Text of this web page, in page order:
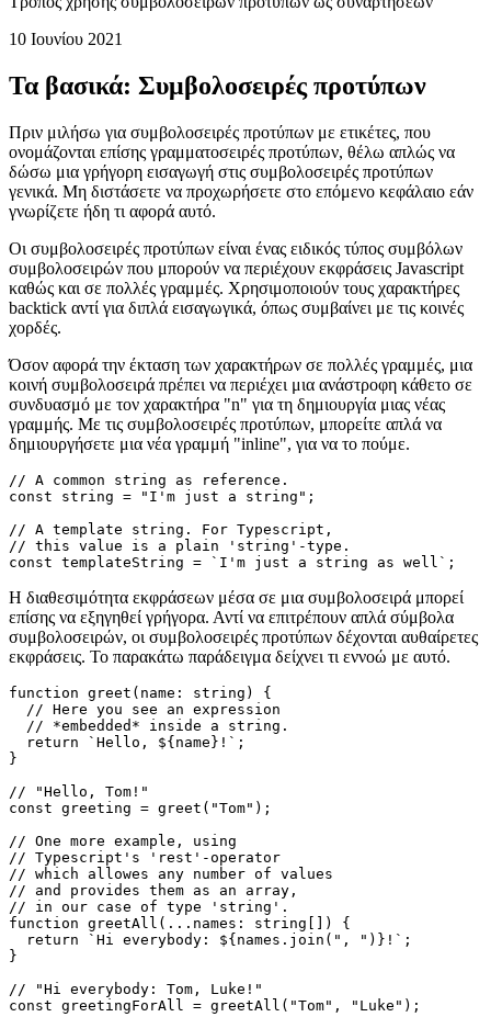
Typescript
10 Ιουνίου 2021
Τα βασικά: Συμβολοσειρές προτύπων
Πριν μιλήσω για συμβολοσειρές προτύπων με ετικέτες, που
ονομάζονται επίσης γραμματοσειρές προτύπων, θέλω απλώς να
γενικά. Μη διστάσετε να προχωρήσετε στο επόμενο κεφάλαιο εάν
γνωρίζετε ήδη τι αφορά αυτό.
Οι συμβολοσειρές προτύπων είναι ένας ειδικός τύπος συμβόλων
συμβολοσειρών που μπορούν να περιέχουν εκφράσεις Javascript
backtick αντί για διπλά εισαγωγικά, όπως συμβαίνει με τις κοινές
χορδές.
Όσον αφορά την έκταση των χαρακτήρων σε πολλές γραμμές, μια
κοινή συμβολοσειρά πρέπει να περιέχει μια ανάστροφη κάθετο σε
γραμμής. Με τις συμβολοσειρές προτύπων, μπορείτε απλά να
δημιουργήσετε μια νέα γραμμή "inline", για να το πούμε.
// A common string as reference.
const string = "I'm just a string";
// A template string. For Typescript,
// this value is a plain 'string'-type.
Η διαθεσιμότητα εκφράσεων μέσα σε μια συμβολοσειρά μπορεί
συμβολοσειρών, οι συμβολοσειρές προτύπων δέχονται αυθαίρετες
εκφράσεις. Το παρακάτω παράδειγμα δείχνει τι εννοώ με αυτό.
function greet(name: string) {
  // Here you see an expression
  // *embedded* inside a string.
  return `Hello, ${name}!`;
// "Hello, Tom!"
const greeting = greet("Tom");
// One more example, using
// Typescript's 'rest'-operator
// which allowes any number of values
// and provides them as an array,
// in our case of type 'string'.
function greetAll(...names: string[]) {
  return `Hi everybody: ${names.join(", ")}!`;